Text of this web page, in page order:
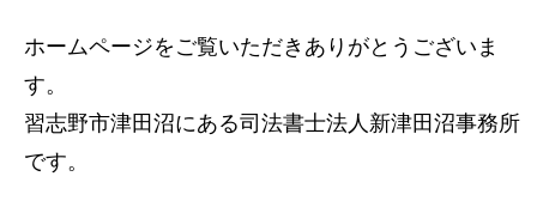
ホームページをご覧いただきありがとうございま
す。
習志野市津田沼にある司法書士法人新津田沼事務所
です。